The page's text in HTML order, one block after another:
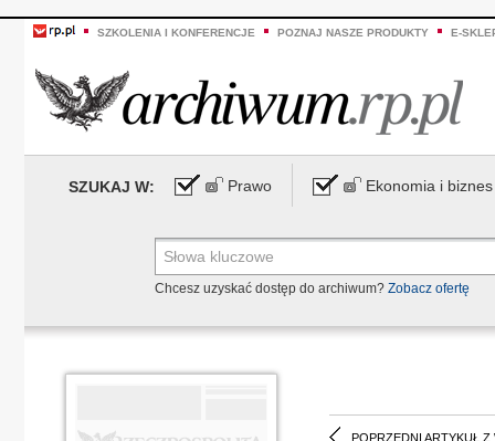
SZKOLENIA I KONFERENCJE POZNAJ NASZE PRODUKTY E-
SZUKAJ W: Prawo Ekonomia i biznes
Chcesz uzyskać dostęp do archiwum? Zobacz ofertę
POPRZEDNI ARTYKUŁ Z